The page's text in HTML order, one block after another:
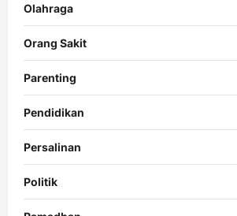
Olahraga
Orang Sakit
Parenting
Pendidikan
Persalinan
Politik